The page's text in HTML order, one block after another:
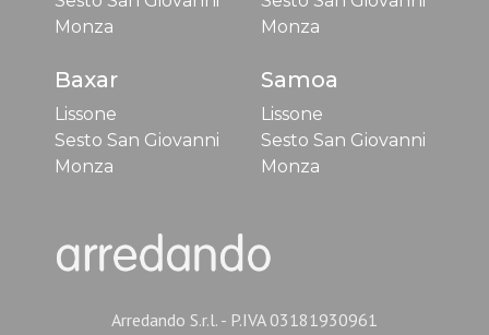
Monza
Monza
Baxar
Lissone
Sesto San Giovanni
Monza
Samoa
Lissone
Sesto San Giovanni
Monza
Arredando S.r.l. - P.IVA 03181930961